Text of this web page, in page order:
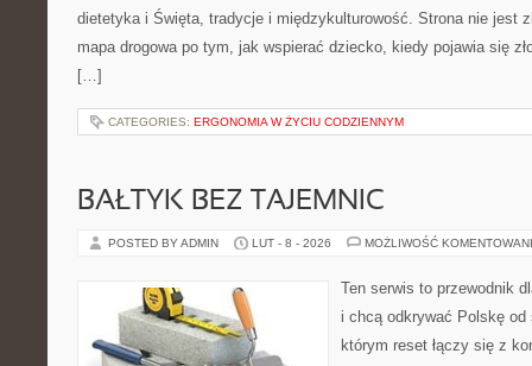
dietetyka i Święta, tradycje i międzykulturowość. Strona nie jest
mapa drogowa po tym, jak wspierać dziecko, kiedy pojawia się
[…]
CATEGORIES: ERGONOMIA W ŻYCIU CODZIENNYM
BAŁTYK BEZ TAJEMNIC
POSTED BY ADMIN LUT - 8 - 2026 MOŻLIWOŚĆ
Ten serwis to przewodnik
i chcą odkrywać Polskę
którym reset łączy się z